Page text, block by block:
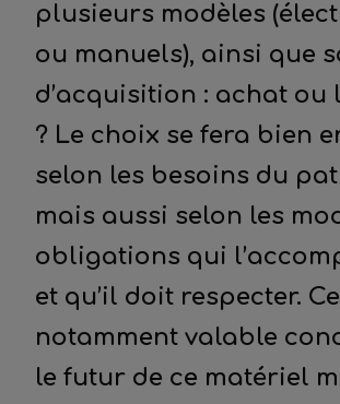
plusieurs modèles
ou manuels), ainsi que
d’acquisition : achat ou
? Le choix se fera bien
selon les besoins du
mais aussi selon les
obligations qui
et qu’il doit respecter.
notamment valable
le futur de ce matériel